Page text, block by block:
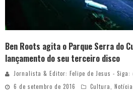
Ben Roots agita o Parque Serra do
lançamento do seu terceiro disco
Jornalista & Editor: Felipe de Jesus -
6 de setembro de 2016
Cultura